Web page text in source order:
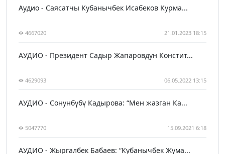
Аудио - Саясатчы Кубанычбек Исабеков Курма...
4667020 21.01.2023 18:15
АУДИО - Президент Садыр Жапаровдун Констит...
4629093 06.05.2022 13:15
АУДИО - Сонунбүбү Кадырова: “Мен жазган Ка...
5047770 15.09.2021 6:18
АУДИО - Жыргалбек Бабаев: “Кубанычбек Жума...